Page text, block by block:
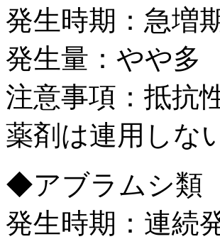
発生時期：急増
発生量：やや多
注意事項：抵抗
薬剤は連用しな
◆アブラムシ類
発生時期：連続